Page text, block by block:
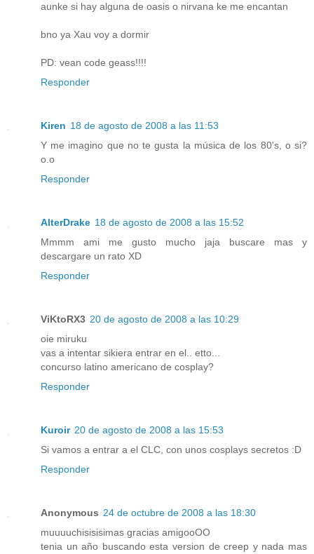
aunke si hay alguna de oasis o nirvana ke me encantan
bno ya Xau voy a dormir
PD: vean code geass!!!!
Responder
Kiren 18 de agosto de 2008 a las 11:53
Y me imagino que no te gusta la música de los 80's, o si?
o.o
Responder
AlterDrake 18 de agosto de 2008 a las 15:52
Mmmm ami me gusto mucho jaja buscare mas y
descargare un rato XD
Responder
ViKtoRX3 20 de agosto de 2008 a las 10:29
oie miruku
vas a intentar sikiera entrar en el.. etto...
concurso latino americano de cosplay?
Responder
Kuroir 20 de agosto de 2008 a las 15:53
Si vamos a entrar a el CLC, con unos cosplays secretos :D
Responder
Anonymous 24 de octubre de 2008 a las 18:30
muuuuchisisisimas gracias amigooOO
tenia un año buscando esta version de creep y nada mas